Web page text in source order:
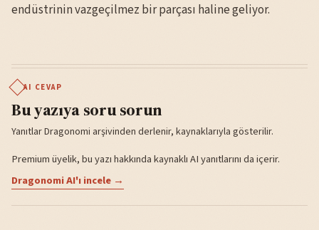
endüstrinin vazgeçilmez bir parçası haline geliyor.
AI CEVAP
Bu yazıya soru sorun
Yanıtlar Dragonomi arşivinden derlenir, kaynaklarıyla gösterilir.
Premium üyelik, bu yazı hakkında kaynaklı AI yanıtlarını da içerir.
Dragonomi AI'ı incele →